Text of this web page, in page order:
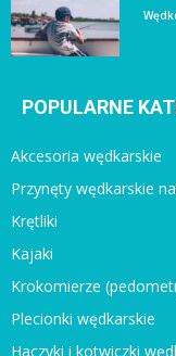
POPULARNE
Akcesoria wędkarskie
Przynęty wędkarskie
Krętliki
Kajaki
Krokomierze
Plecionki wędkarskie
Haczyki i kotwiczki